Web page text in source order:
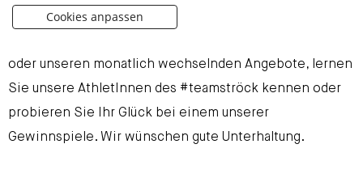
unsere Produktinnovationen kennen, schmökern Sie in
oder unseren monatlich wechselnden Angebote, lernen
Sie unsere AthletInnen des #teamströck kennen oder
probieren Sie Ihr Glück bei einem unserer
Gewinnspiele. Wir wünschen gute Unterhaltung.
Cookies anpassen